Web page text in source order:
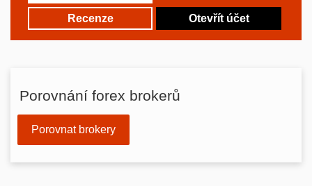
Recenze Otevřít účet
Porovnání forex brokerů
Porovnat brokery